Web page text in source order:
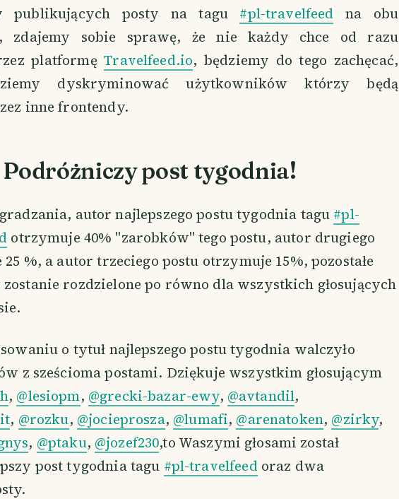
publikujących posty na tagu #pl-travelfeed na obu
zdajemy sobie sprawę, że nie każdy chce od razu
platformęTravelfeed.io, będziemy do tego zachęcać,
dyskryminować użytkowników którzy będą
inne frontendy.
Podróżniczy post tygodnia!
autor najlepszego postu tygodnia tagu #pl-
otrzymuje 40% "zarobków" tego postu, autor drugiego
%, a autor trzeciego postu otrzymuje 15%, pozostałe
rozdzielone po równo dla wszystkich głosujących
o tytuł najlepszego postu tygodnia walczyło
z sześcioma postami. Dziękuje wszystkim głosującym
, @lesiopm, @grecki-bazar-ewy, @avtandil,
, @rozku, @jocieprosza, @lumafi, @arenatoken, @zirky,
, @ptaku, @jozef230,to Waszymi głosami został
post tygodnia tagu #pl-travelfeed oraz dwa